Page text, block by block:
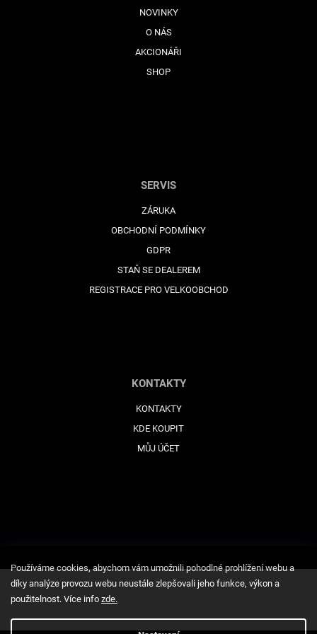
Používáme cookies, abychom vám umožnili pohodlné prohlížení webu a
díky analýze provozu webu neustále zlepšovali jeho funkce, výkon a
použitelnost. Více info zde.
NOVINKY
O NÁS
AKCIONÁŘI
SHOP
SERVIS
ZÁRUKA
OBCHODNÍ PODMÍNKY
GDPR
STAŇ SE DEALEREM
REGISTRACE PRO VELKOOBCHOD
KONTAKTY
KONTAKTY
KDE KOUPIT
MŮJ ÚČET